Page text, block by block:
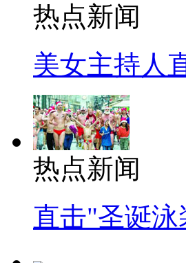
热点新闻
美女主持人
热点新闻
直击"圣诞泳